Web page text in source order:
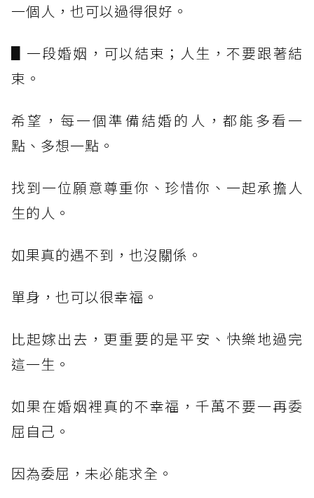
一個人，也可以過得很好。
▋一段婚姻，可以結束；人生，不要跟著結
束。
希望，每一個準備結婚的人，都能多看一
點、多想一點。
找到一位願意尊重你、珍惜你、一起承擔人
生的人。
如果真的遇不到，也沒關係。
單身，也可以很幸福。
比起嫁出去，更重要的是平安、快樂地過完
這一生。
如果在婚姻裡真的不幸福，千萬不要一再委
屈自己。
因為委屈，未必能求全。